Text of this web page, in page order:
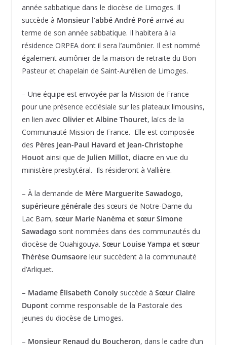
année sabbatique dans le diocèse de Limoges. Il
succède à Monsieur l’abbé André Poréarrivé au
terme de son année sabbatique. Il habitera à la
résidence ORPEA dont il sera l’aumônier. Il est nommé
également aumônier de la maison de retraite du Bon
Pasteur et chapelain de Saint-Aurélien de Limoges.
– Une équipe est envoyée par la Mission de France
pour une présence ecclésiale sur les plateaux limousins,
en lien avec Olivier et Albine Thouret, laïcs de la
Communauté Mission de France. Elle est composée
des Pères Jean-Paul Havard et Jean-Christophe
Houot ainsi que de Julien Millot, diacreen vue du
ministère presbytéral. Ils résideront à Vallière.
– À la demande de Mère Marguerite Sawadogo,
supérieure générale des sœurs de Notre-Dame du
Lac Bam, sœur Marie Nanéma et sœur Simone
Sawadago sont nommées dans des communautés du
diocèse de Ouahigouya. Sœur Louise Yampa et sœur
Thérèse Oumsaoreleur succèdent à la communauté
d’Arliquet.
– Madame Élisabeth Conolysuccède à Sœur Claire
Dupont comme responsable de la Pastorale des
jeunes du diocèse de Limoges.
– Monsieur Renaud du Boucheron, dans le cadre d’un